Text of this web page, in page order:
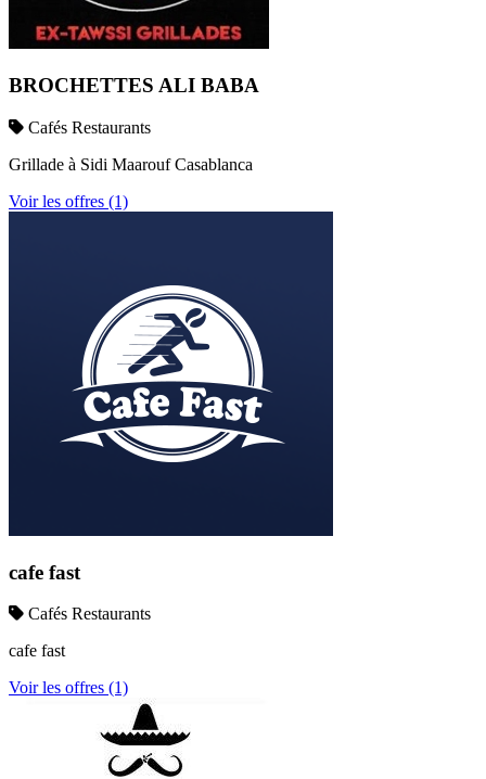
BROCHETTES ALI BABA
Cafés Restaurants
Grillade à Sidi Maarouf Casablanca
Voir les offres (1)
cafe fast
Cafés Restaurants
cafe fast
Voir les offres (1)